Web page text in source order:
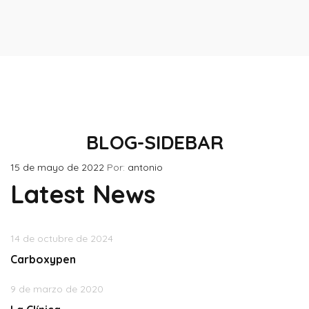
BLOG-SIDEBAR
15 de mayo de 2022 Por: antonio
Latest News
14 de octubre de 2024
Carboxypen
9 de marzo de 2020